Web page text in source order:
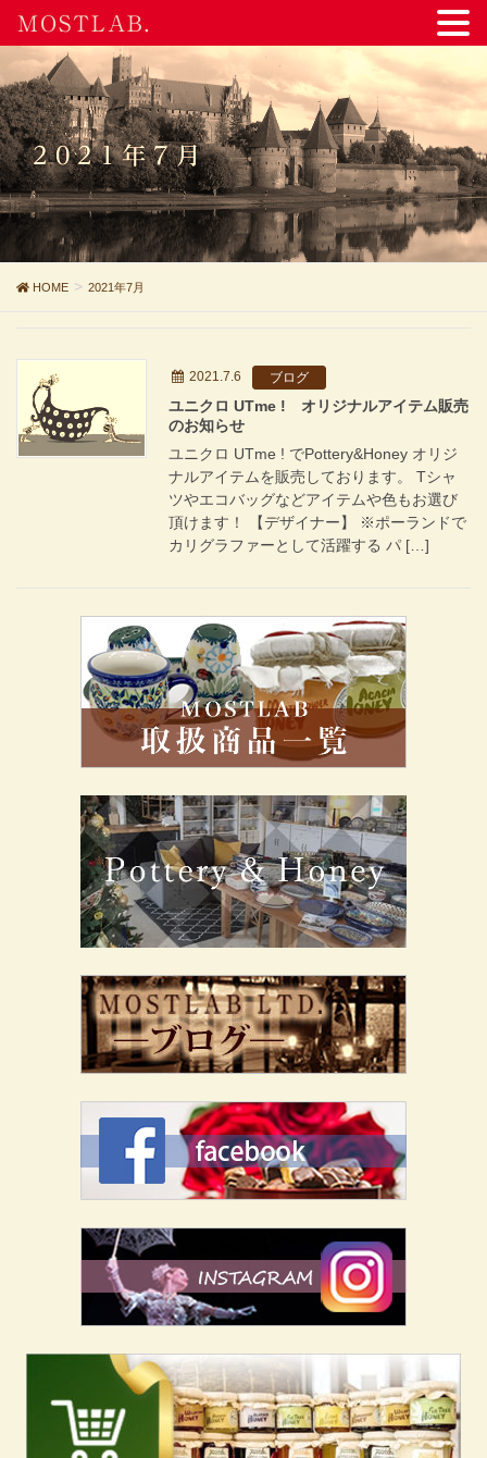
2021年7月
HOME 2021年7月
2021.7.6 ブログ
ユニクロ UTme ! オリジナルアイテム販売
のお知らせ
ユニクロ UTme ! でPottery&Honey オリジ
ナルアイテムを販売しております。 Tシャ
ツやエコバッグなどアイテムや色もお選び
頂けます！ 【デザイナー】 ※ポーランドで
カリグラファーとして活躍する パ […]
MOSTLAB.